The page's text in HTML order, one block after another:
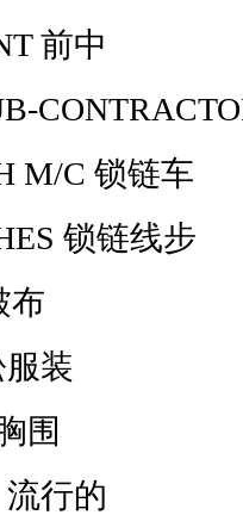
前中
C 锁链车
锁链线步
装
围
行的